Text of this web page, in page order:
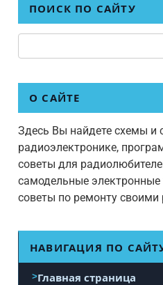
ПОИСК ПО САЙТУ
О САЙТЕ
Здесь Вы найдете схемы и
радиоэлектронике,
советы для
самодельные электронные
советы по ремонту своими
НАВИГАЦИЯ ПО
Главная страница